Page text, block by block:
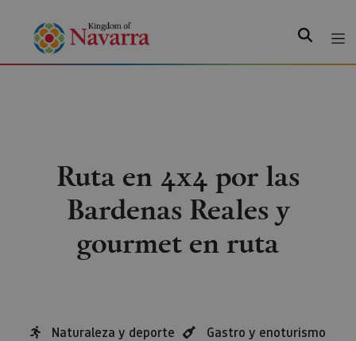
Search
Ruta en 4x4 por las
Bardenas Reales y
gourmet en ruta
Naturaleza y deporte Gastro y enoturismo